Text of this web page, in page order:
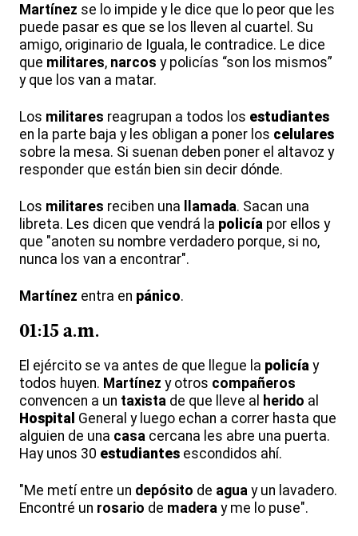
Martínez se lo impide y le dice que lo peor que les
puede pasar es que se los lleven al cuartel. Su
amigo, originario de Iguala, le contradice. Le dice
que militares, narcos y policías “son los mismos”
y que los van a matar.
Los militares reagrupan a todos los estudiantes
en la parte baja y les obligan a poner los celulares
sobre la mesa. Si suenan deben poner el altavoz y
responder que están bien sin decir dónde.
Los militares reciben una llamada. Sacan una
libreta. Les dicen que vendrá la policía por ellos y
que "anoten su nombre verdadero porque, si no,
nunca los van a encontrar".
Martínez entra en pánico.
01:15 a.m.
El ejército se va antes de que llegue la policía y
todos huyen. Martínez y otros compañeros
convencen a un taxista de que lleve al herido al
Hospital General y luego echan a correr hasta que
alguien de una casa cercana les abre una puerta.
Hay unos 30 estudiantes escondidos ahí.
"Me metí entre un depósito de agua y un lavadero.
Encontré un rosario de madera y me lo puse".